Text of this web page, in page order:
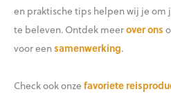
en praktische tips helpen wij je
te beleven. Ontdek meerover ons
voor eensamenwerking.
Check ook onzefavoriete